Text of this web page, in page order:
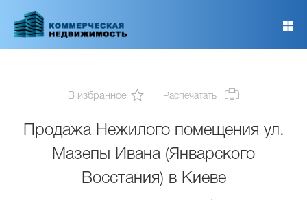
основному
В избранное Распечатать
Продажа Нежилого помещения ул.
Мазепы Ивана (Январского
Восстания) в Киеве